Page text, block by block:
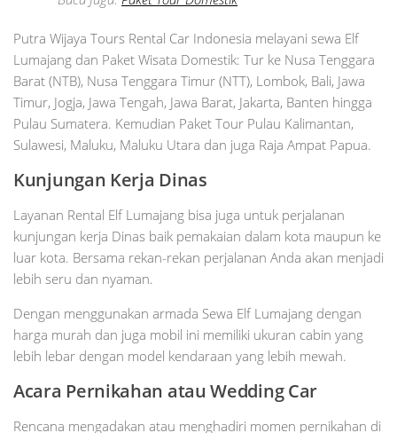
Putra Wijaya Tours Rental Car Indonesia melayani sewa Elf
Lumajang dan Paket Wisata Domestik: Tur ke Nusa Tenggara
Barat (NTB), Nusa Tenggara Timur (NTT), Lombok, Bali, Jawa
Timur, Jogja, Jawa Tengah, Jawa Barat, Jakarta, Banten hingga
Pulau Sumatera. Kemudian Paket Tour Pulau Kalimantan,
Sulawesi, Maluku, Maluku Utara dan juga Raja Ampat Papua.
Kunjungan Kerja Dinas
Layanan Rental Elf Lumajang bisa juga untuk perjalanan
kunjungan kerja Dinas baik pemakaian dalam kota maupun ke
luar kota. Bersama rekan-rekan perjalanan Anda akan menjadi
lebih seru dan nyaman.
Dengan menggunakan armada Sewa Elf Lumajang dengan
harga murah dan juga mobil ini memiliki ukuran cabin yang
lebih lebar dengan model kendaraan yang lebih mewah.
Acara Pernikahan atau Wedding Car
Rencana mengadakan atau menghadiri momen pernikahan di